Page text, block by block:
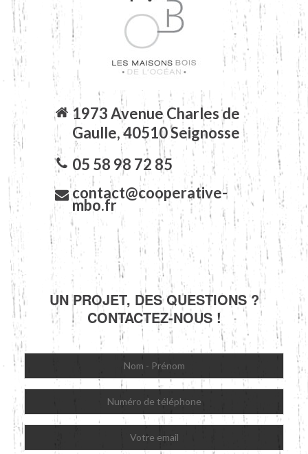
1973 Avenue Charles de
Gaulle, 40510 Seignosse
05 58 98 72 85
contact@cooperative-
mbo.fr
UN PROJET, DES QUESTIONS ?
CONTACTEZ-NOUS !